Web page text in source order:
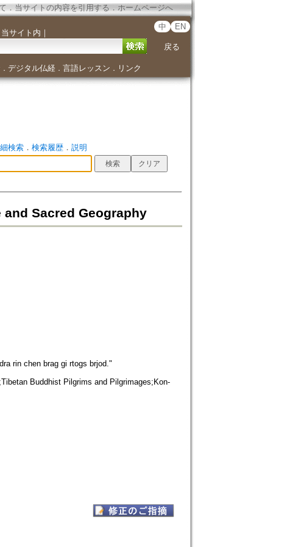
．当サイトの内容を引用する ． ホームページへ
当サイト内 ｜
中 EN
戻る
． デジタル仏経． 言語レッスン ． リンク
検索． 検索履歴． 説明
Sacred Geography
rin chen brag gi rtogs brjod."
Buddhist Pilgrims and Pilgrimages;Kon-